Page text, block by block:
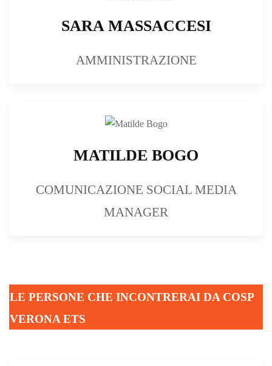
SARA MASSACCESI
AMMINISTRAZIONE
MATILDE BOGO
COMUNICAZIONE SOCIAL MEDIA
MANAGER
LE PERSONE CHE INCONTRERAI DA COSP
VERONA ETS